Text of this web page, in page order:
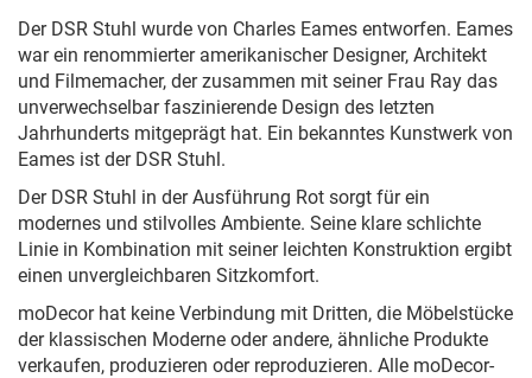
Der DSR Stuhl wurde von Charles Eames entworfen. Eames
war ein renommierter amerikanischer Designer, Architekt
und Filmemacher, der zusammen mit seiner Frau Ray das
unverwechselbar faszinierende Design des letzten
Jahrhunderts mitgeprägt hat. Ein bekanntes Kunstwerk von
Eames ist der DSR Stuhl.
Der DSR Stuhl in der Ausführung Rot sorgt für ein
modernes und stilvolles Ambiente. Seine klare schlichte
Linie in Kombination mit seiner leichten Konstruktion ergibt
einen unvergleichbaren Sitzkomfort.
moDecor hat keine Verbindung mit Dritten, die Möbelstücke
der klassischen Moderne oder andere, ähnliche Produkte
verkaufen, produzieren oder reproduzieren. Alle moDecor-